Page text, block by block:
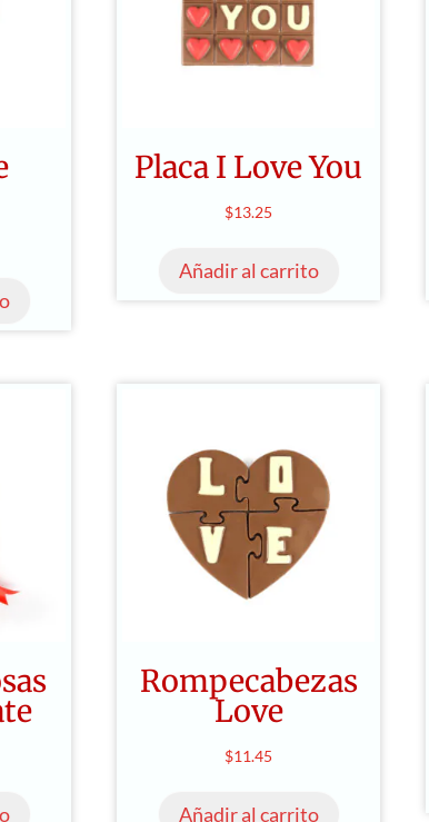
Placa I Love You
$13.25
Añadir al carrito
Rompecabezas
Love
$11.45
Añadir al carrito